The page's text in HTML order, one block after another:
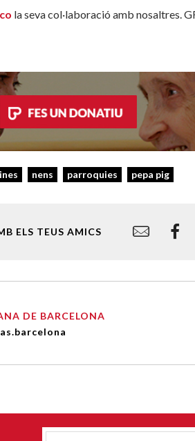
la seva col·laboració amb nosaltres.
nens parroquies pepa pig
ELS TEUS AMICS
DE BARCELONA